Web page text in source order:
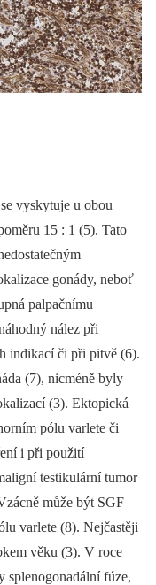
vyskytuje u obou
15 : 1 (5). Tato
gonády, neboť
palpačnímu
nález při
indikací či při pitvě (6).
(7), nicméně byly
(3). Ektopická
pólu varlete či
i při použití
testikulární tumor
může být SGF
varlete (8). Nejčastěji
věku (3). V roce
splenogonadální fúze,